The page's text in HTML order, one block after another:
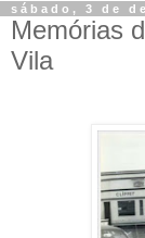
sábado, 3 de
Memórias
Vila